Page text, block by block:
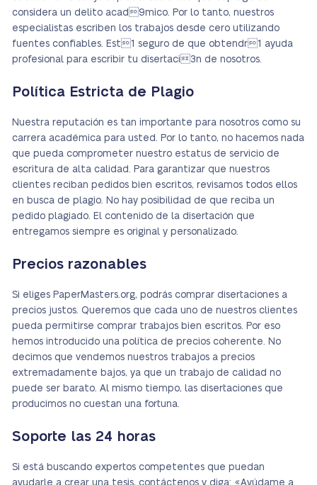
considera un delito acad9mico. Por lo tanto, nuestros
especialistas escriben los trabajos desde cero utilizando
fuentes confiables. Est1 seguro de que obtendr1 ayuda
profesional para escribir tu disertaci3n de nosotros.
Política Estricta de Plagio
Nuestra reputación es tan importante para nosotros como su
carrera académica para usted. Por lo tanto, no hacemos nada
que pueda comprometer nuestro estatus de servicio de
escritura de alta calidad. Para garantizar que nuestros
clientes reciban pedidos bien escritos, revisamos todos ellos
en busca de plagio. No hay posibilidad de que reciba un
pedido plagiado. El contenido de la disertación que
entregamos siempre es original y personalizado.
Precios razonables
Si eliges PaperMasters.org, podrás comprar disertaciones a
precios justos. Queremos que cada uno de nuestros clientes
pueda permitirse comprar trabajos bien escritos. Por eso
hemos introducido una política de precios coherente. No
decimos que vendemos nuestros trabajos a precios
extremadamente bajos, ya que un trabajo de calidad no
puede ser barato. Al mismo tiempo, las disertaciones que
producimos no cuestan una fortuna.
Soporte las 24 horas
Si está buscando expertos competentes que puedan
ayudarle a crear una tesis, contáctenos y diga: «Ayúdame a